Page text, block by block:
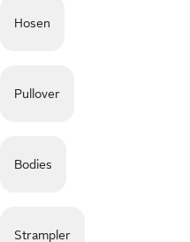
Hosen
Pullover
Bodies
Strampler